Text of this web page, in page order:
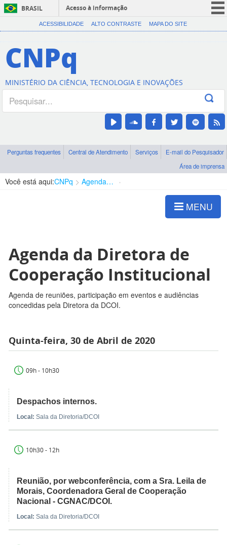
BRASIL
Acesso à informação
CORONAVÍRUS (COVID-19)
Canais
ACESSIBILIDADE ALTO CONTRASTE MAPA DO SITE
CNPq
MINISTÉRIO DA CIÊNCIA, TECNOLOGIA E INOVAÇÕES
Perguntas frequentes Central de Atendimento Serviços
E-mail do Pesquisador
Área de imprensa
Você está aqui:CNPq Agenda de autoridades
MENU
Agenda da Diretora de
Cooperação Institucional
Agenda de reuniões, participação em eventos e audiências
concedidas pela Diretora da DCOI.
Quinta-feira, 30 de Abril de 2020
09h - 10h30
Despachos internos.
Local: Sala da Diretoria/DCOI
10h30 - 12h
Reunião, por webconferência, com a Sra. Leila de
Morais, Coordenadora Geral de Cooperação
Nacional - CGNAC/DCOI.
Local: Sala da Diretoria/DCOI